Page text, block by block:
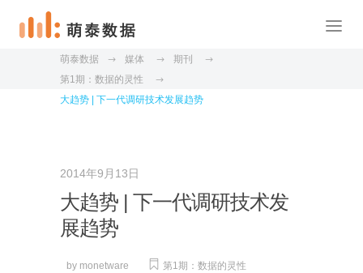
萌泰数据 媒体
期刊
第1期：数据的灵性
大趋势 | 下一代调研技术发展趋势
2014年9月13日
大趋势 | 下一代调研技术发
展趋势
by monetware 第1期：数据的灵性